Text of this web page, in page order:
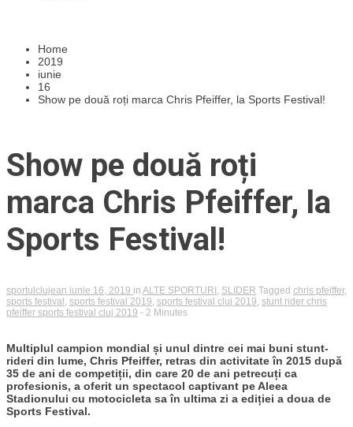
Home
2019
iunie
16
Show pe două roți marca Chris Pfeiffer, la Sports Festival!
Show pe două roți
marca Chris Pfeiffer, la
Sports Festival!
sportulclujean iunie 16, 2019 in ALTE SPORTURI SLIDER Tagged chris pfeiffer,
sports festival sports festival 2019 sports festival cluj 2019 stunt rider chris
pfeiffer sports festival cluj 2019 - 2 Minutes
Multiplul campion mondial și unul dintre cei mai buni stunt-
rideri din lume, Chris Pfeiffer, retras din activitate în 2015 după
35 de ani de competiții, din care 20 de ani petrecuți ca
profesionis, a oferit un spectacol captivant pe Aleea
Stadionului cu motocicleta sa în ultima zi a ediției a doua de
Sports Festival.